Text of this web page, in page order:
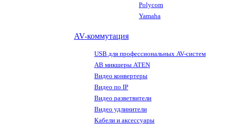
Polycom
Yamaha
AV-коммутация
USB для профессиональных AV-систем
АВ микшеры ATEN
Видео конвертеры
Видео по IP
Видео разветвители
Видео удлинители
Кабели и аксессуары